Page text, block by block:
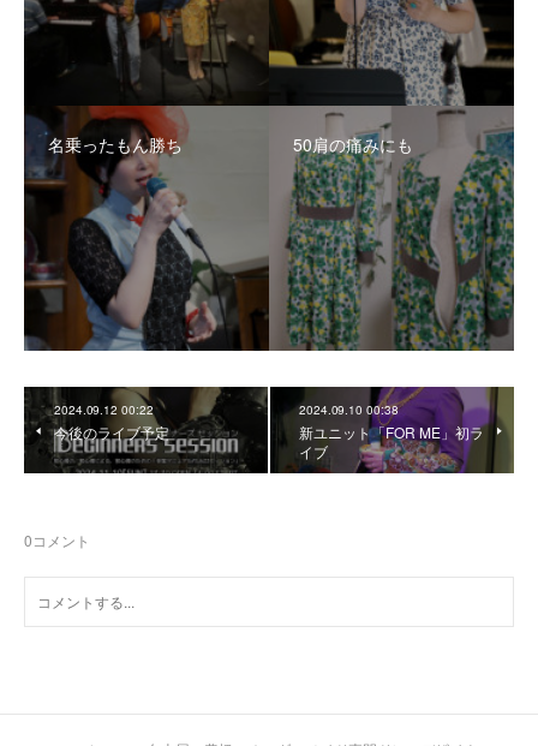
名乗ったもん勝ち 50肩の痛みにも
2024.09.12 00:22
今後のライブ予定
2024.09.10 00:38
新ユニット「FOR ME」初ラ
イブ
0コメント